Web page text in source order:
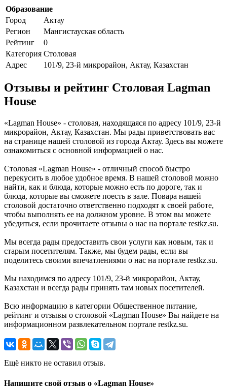
Образование
Город
Актау
Регион
Мангистауская область
Рейтинг
0
Категория Столовая
Адрес
101/9, 23-й микрорайон, Актау, Казахстан
Отзывы и рейтинг Столовая Lagman
House
«Lagman House» - столовая, находящаяся по адресу 101/9, 23-й
микрорайон, Актау, Казахстан. Мы рады приветствовать вас
на странице нашей столовой из города Актау. Здесь вы можете
ознакомиться с основной информацией о нас.
Столовая «Lagman House» - отличный способ быстро
перекусить в любое удобное время. В нашей столовой можно
найти, как и блюда, которые можно есть по дороге, так и
блюда, которые вы сможете поесть в зале. Повара нашей
столовой достаточно ответственно подходят к своей работе,
чтобы выполнять ее на должном уровне. В этом вы можете
убедиться, если прочитаете отзывы о нас на портале restkz.su.
Мы всегда рады предоставить свои услуги как новым, так и
старым посетителям. Также, мы будем рады, если вы
поделитесь своими впечатлениями о нас на портале restkz.su.
Мы находимся по адресу 101/9, 23-й микрорайон, Актау,
Казахстан и всегда рады принять там новых посетителей.
Всю информацию в категории Общественное питание,
рейтинг и отзывы о столовой «Lagman House» Вы найдете на
информационном развлекательном портале restkz.su.
Ещё никто не оставил отзыв.
Напишите свой отзыв о «Lagman House»